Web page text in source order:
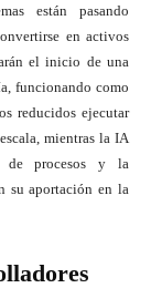
están pasando
en activos
el inicio de una
funcionando como
reducidos ejecutar
mientras la IA
de procesos y la
su aportación en la